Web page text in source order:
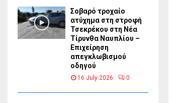
Σοβαρό τροχαίο
ατύχημα στη στροφή
Τσεκρέκου στη Νέα
Τίρυνθα Ναυπλίου –
Επιχείρηση
απεγκλωβισμού
οδηγού
16 July 2026 0